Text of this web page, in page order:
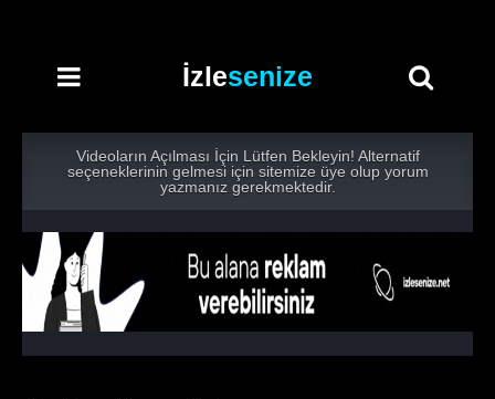
İzlesenize
Videoların Açılması İçin Lütfen Bekleyin! Alternatif
seçeneklerinin gelmesi için sitemize üye olup yorum
yazmanız gerekmektedir.